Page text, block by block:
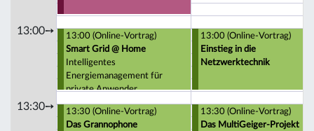
13:00➙
13:30➙
13:00 (Online-Vortrag)
Smart Grid @ Home
Intelligentes
Energiemanagement für
private Anwender
13:00 (Online-Vortrag)
Einstieg in die
Netzwerktechnik
13:30 (Online-Vortrag)
Das Grannophone
13:30 (Online-Vortrag)
Das MultiGeiger-Projekt